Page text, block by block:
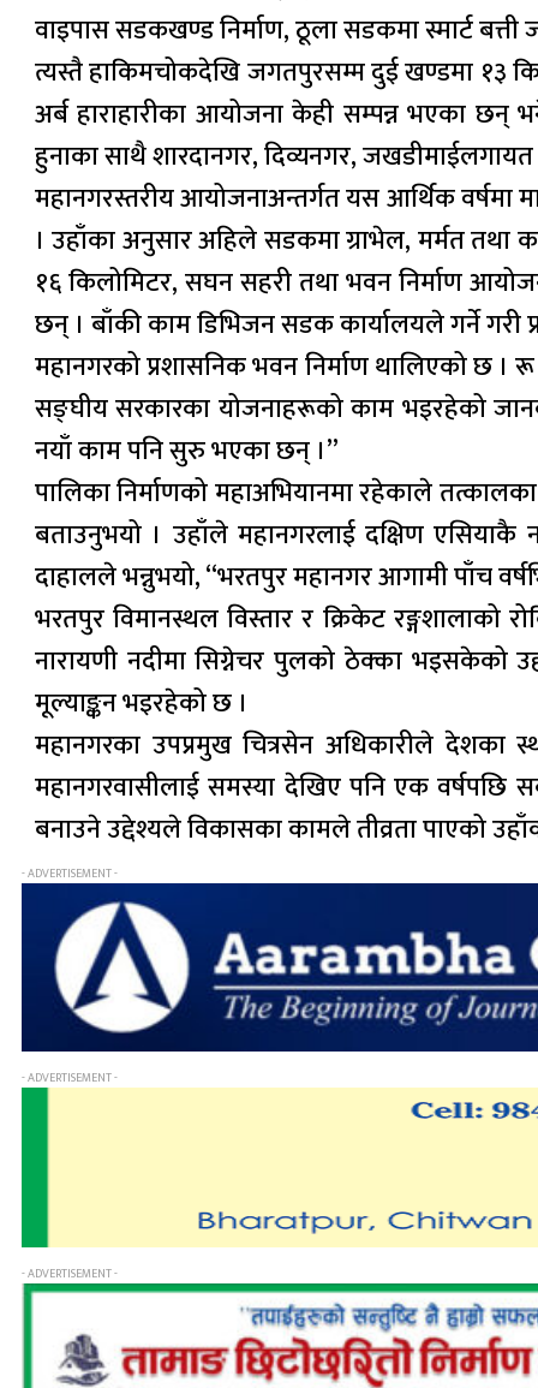
वाइपास सडकखण्ड निर्माण, ठूला सडकमा स्मार्ट
त्यस्तै हाकिमचोकदेखि जगतपुरसम्म दुई खण्डमा १३
अर्ब हाराहारीका आयोजना केही सम्पन्न भएका
हुनाका साथै शारदानगर, दिव्यनगर,
महानगरस्तरीय आयोजनाअन्तर्गत यस आर्थिक वर्षमा
। उहाँका अनुसार अहिले सडकमा ग्राभेल, मर्मत तथा
१६ किलोमिटर, सघन सहरी तथा भवन निर्माण
छन् । बाँकी काम डिभिजन सडक कार्यालयले गर्ने गरी
महानगरको प्रशासनिक भवन निर्माण थालिएको छ ।
सङ्घीय सरकारका योजनाहरूको काम भइरहेको
नयाँ काम पनि सुरु भएका छन् ।”
पालिका निर्माणको महाअभियानमा रहेकाले
बताउनुभयो । उहाँले महानगरलाई दक्षिण एसियाकै
दाहालले भन्नुभयो, “भरतपुर महानगर आगामी पाँच
भरतपुर विमानस्थल विस्तार र क्रिकेट
नारायणी नदीमा सिग्नेचर पुलको ठेक्का भइसकेको
मूल्याङ्कन भइरहेको छ ।
महानगरका उपप्रमुख चित्रसेन अधिकारीले देशका
महानगरवासीलाई समस्या देखिए पनि एक
बनाउने उद्देश्यले विकासका कामले तीव्रता पाएको
- ADVERTISEMENT -
- ADVERTISEMENT -
- ADVERTISEMENT -